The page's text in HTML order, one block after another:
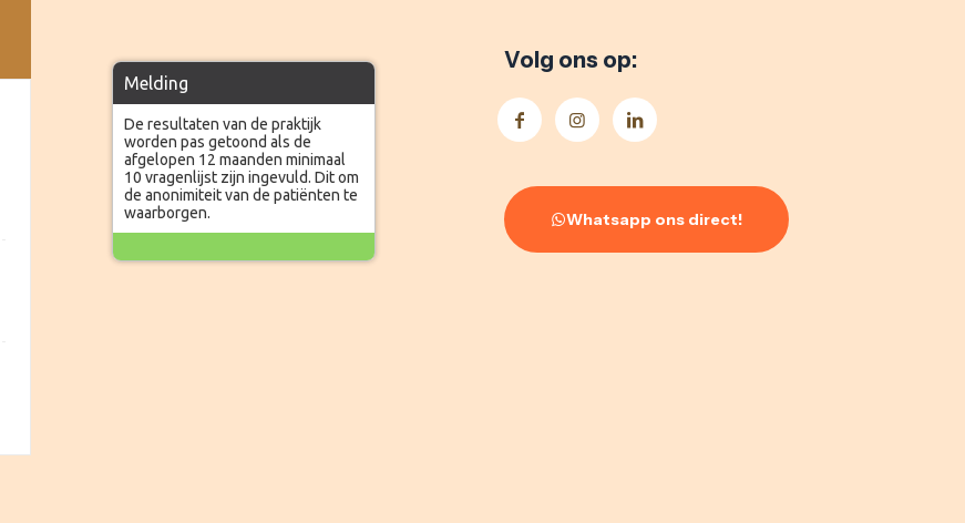
Volg ons op:
Whatsapp ons direct!